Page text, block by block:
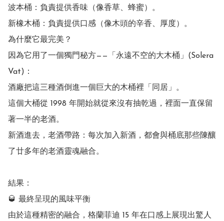
波本桶：負責提供香味（像香草、蜂蜜）。
新橡木桶：負責提供口感（像木頭的辛香、厚度）。
為什麼它最完美？
因為它用了一個獨門秘方——「永遠不空的大木桶」(Solera
Vat)：
酒廠把這三種酒倒進一個巨大的木桶裡「同居」。
這個大桶從 1998 年開始就從來沒有抽乾過，裡面一直保留
著一半的老酒。
新酒進去，老酒帶路：每次加入新酒，都會與桶底那些陳釀
了廿多年的老酒靈魂融合。
結果：
🥃 最終呈現的風味平衡
由於這種精密的融合，格蘭菲迪 15 年在口感上展現出驚人